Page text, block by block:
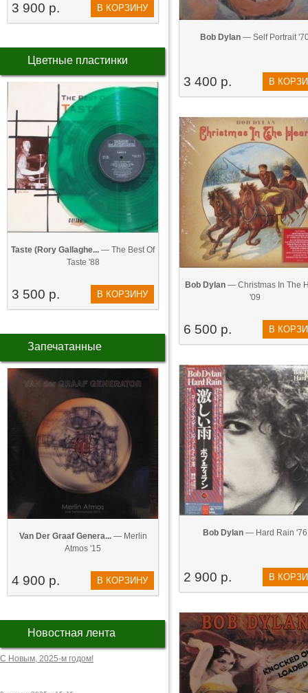
3 900 р. В КОРЗИНУ
Цветные пластинки
Taste (Rory Gallaghe... — The Best Of
Taste '88
3 500 р. В КОРЗИНУ
Запечатанные
Van Der Graaf Genera...— Merlin
Atmos '15
4 900 р. В КОРЗИНУ
Новостная лента
С Новым, 2025-м годом!
Bob Dylan — Self Portrait
3 400 р. В
Bob Dylan— Christmas In The
'09
6 500 р. В
Bob Dylan— Hard Rain '76
2 900 р. В